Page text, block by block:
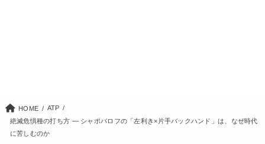
HOME
ATP
絶滅危惧種の打ち方 ― シャポバロフの「左利き×片手バックハンド」は、なぜ時代
に苦しむのか